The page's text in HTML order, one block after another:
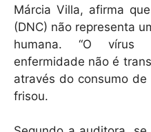
Márcia Villa, afirma
(DNC) não representa
humana. “O vírus
enfermidade não é
através do consumo de
frisou.